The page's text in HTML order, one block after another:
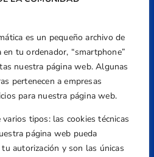
es un pequeño archivo de
tu ordenador, “smartphone”
nuestra página web. Algunas
pertenecen a empresas
para nuestra página web.
tipos: las cookies técnicas
página web pueda
autorización y son las únicas
Dirección
Carrer d'Isaac Peral i
2 y 3, 46980,
367 799
Email